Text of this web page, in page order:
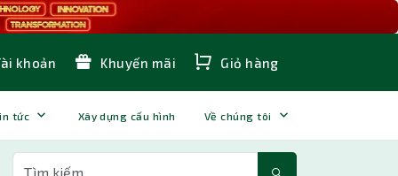
khoản Khuyến mãi Giỏ hàng
tức Xây dựng cấu hình Về chúng tôi